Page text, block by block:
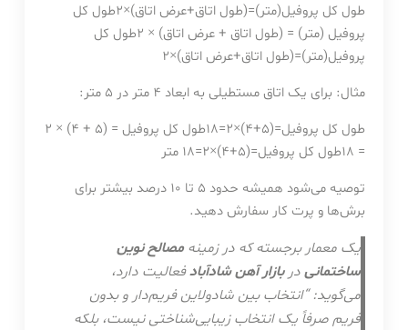
طول کل پروفیل(متر)=(طول اتاق+عرض اتاق)×2طول کل
پروفیل (متر) = (طول اتاق + عرض اتاق) × 2
طول کل
پروفیل(متر)
=
(طول اتاق+عرض اتاق)
×
2
مثال: برای یک اتاق مستطیلی به ابعاد 4 متر در 5 متر:
طول کل پروفیل=(5+4)×2=18طول کل پروفیل = (5 + 4) × 2
= 18
طول کل پروفیل=
(
5
+
4
)
×
2
=
18 متر
توصیه می‌شود همیشه حدود 5 تا 10 درصد بیشتر برای
برش‌ها و پرت کار سفارش دهید.
یک معمار برجسته که در زمینه مصالح نوین
ساختمانیدربازار آهن شادآبادفعالیت دارد،
می‌گوید: “انتخاب بین شادولاین فریم‌دار و بدون
فریم صرفاً یک انتخاب زیبایی‌شناختی نیست، بلکه